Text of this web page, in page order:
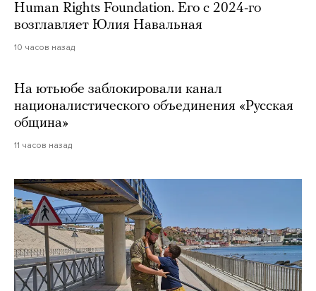
Human Rights Foundation. Его с 2024-го
возглавляет Юлия Навальная
10 часов назад
На ютьюбе заблокировали канал
националистического объединения «Русская
община»
11 часов назад